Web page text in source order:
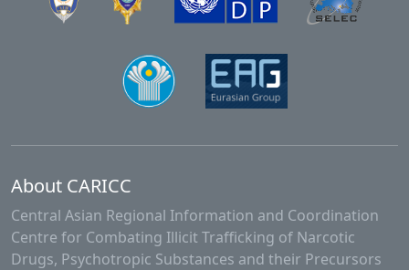
About CARICC
Central Asian Regional Information and Coordination
Centre for Combating Illicit Trafficking of Narcotic
Drugs, Psychotropic Substances and their Precursors